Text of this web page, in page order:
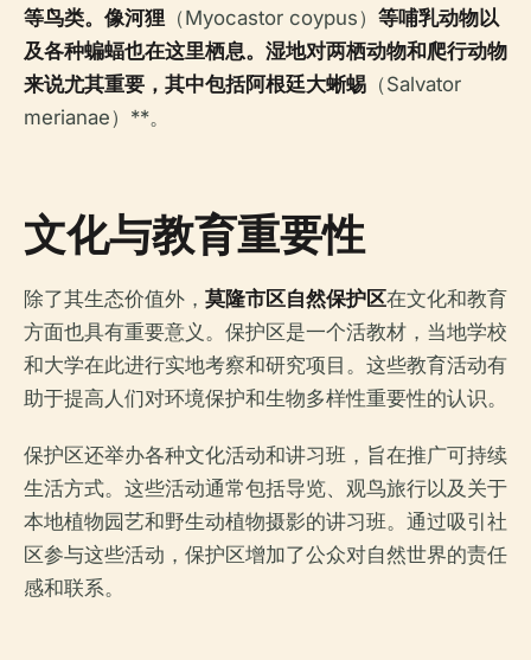
等鸟类。像河狸 （Myocastor coypus） 等哺乳动物以
及各种蝙蝠也在这里栖息。湿地对两栖动物和爬行动物
来说尤其重要，其中包括阿根廷大蜥蜴 （Salvator
merianae）**。
文化与教育重要性
除了其生态价值外， 莫隆市区自然保护区在文化和教育
方面也具有重要意义。保护区是一个活教材，当地学校
和大学在此进行实地考察和研究项目。这些教育活动有
助于提高人们对环境保护和生物多样性重要性的认识。
保护区还举办各种文化活动和讲习班，旨在推广可持续
生活方式。这些活动通常包括导览、观鸟旅行以及关于
本地植物园艺和野生动植物摄影的讲习班。通过吸引社
区参与这些活动，保护区增加了公众对自然世界的责任
感和联系。